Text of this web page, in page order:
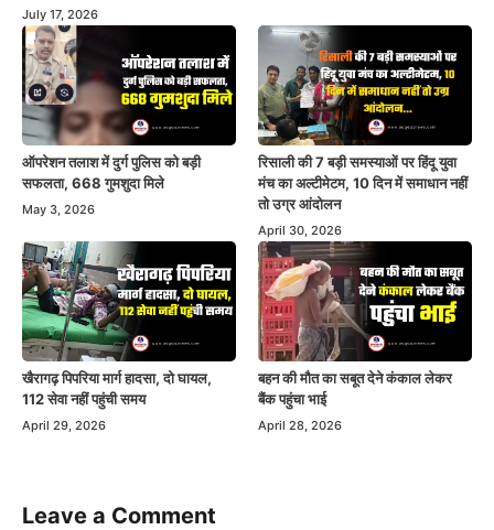
July 17, 2026
ऑपरेशन तलाश में दुर्ग पुलिस को बड़ी
सफलता, 668 गुमशुदा मिले
May 3, 2026
रिसाली की 7 बड़ी समस्याओं पर हिंदू युवा
मंच का अल्टीमेटम, 10 दिन में समाधान नहीं
तो उग्र आंदोलन
April 30, 2026
खैरागढ़ पिपरिया मार्ग हादसा, दो घायल,
112 सेवा नहीं पहुंची समय
April 29, 2026
बहन की मौत का सबूत देने कंकाल लेकर
बैंक पहुंचा भाई
April 28, 2026
Leave a Comment